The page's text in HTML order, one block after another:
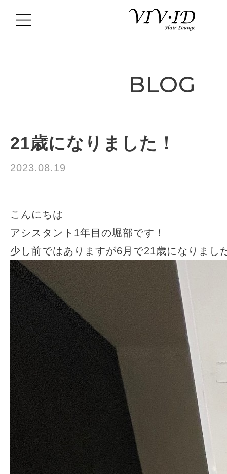
BLOG
21歳になりました！
2023.08.19
こんにちは
アシスタント1年目の堀部です！
少し前ではありますが6月で21歳になりまし